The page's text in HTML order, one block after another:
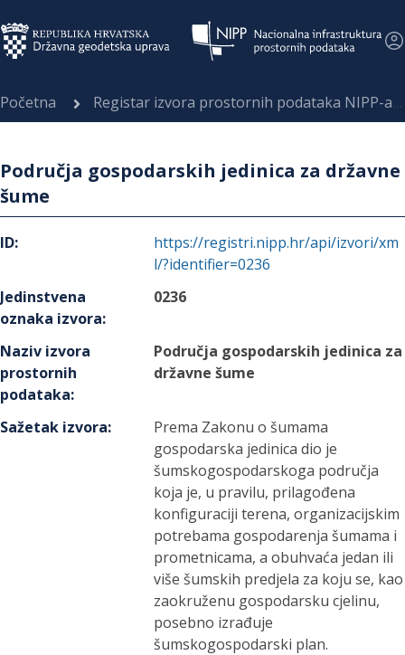
Početna Registar izvora prostornih podataka NIPP-a
Područja gospodarskih jedinica za državne
šume
ID:
https://registri.nipp.hr/api/izvori/xm
l/?identifier=0236
Jedinstvena
oznaka izvora:
0236
Naziv izvora
prostornih
podataka:
Područja gospodarskih jedinica za
državne šume
Sažetak izvora:
Prema Zakonu o šumama
gospodarska jedinica dio je
šumskogospodarskoga područja
koja je, u pravilu, prilagođena
konfiguraciji terena, organizacijskim
potrebama gospodarenja šumama i
prometnicama, a obuhvaća jedan ili
više šumskih predjela za koju se, kao
zaokruženu gospodarsku cjelinu,
posebno izrađuje
šumskogospodarski plan.